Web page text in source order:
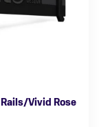
Vivid Rose